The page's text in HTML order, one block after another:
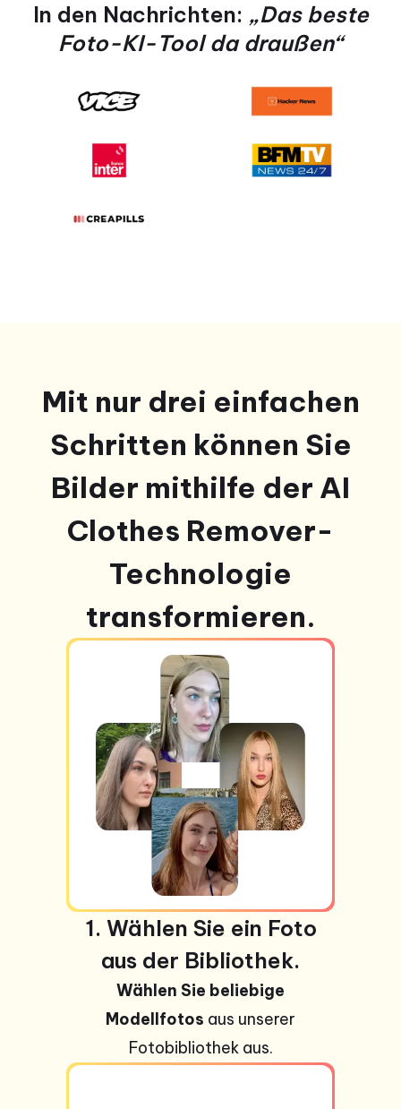
In den Nachrichten: „Das beste
Foto-KI-Tool da draußen“
Mit nur drei einfachen
Schritten können Sie
Bilder mithilfe der AI
Clothes Remover-
Technologie
transformieren.
1. Wählen Sie ein Foto
aus der Bibliothek.
Wählen Sie beliebige
Modellfotos aus unserer
Fotobibliothek aus.